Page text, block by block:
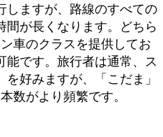
しますが、路線のすべての
間が長くなります。どちら
車のクラスを提供してお
能です。旅行者は通常、ス
好みますが、「こだま」
数がより頻繁です。